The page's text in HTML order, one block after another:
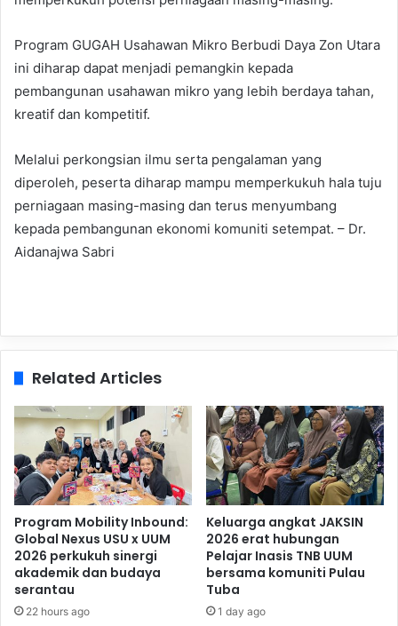
Program GUGAH Usahawan Mikro Berbudi Daya Zon Utara
ini diharap dapat menjadi pemangkin kepada
pembangunan usahawan mikro yang lebih berdaya tahan,
kreatif dan kompetitif.
Melalui perkongsian ilmu serta pengalaman yang
diperoleh, peserta diharap mampu memperkukuh hala tuju
perniagaan masing-masing dan terus menyumbang
kepada pembangunan ekonomi komuniti setempat. – Dr.
Aidanajwa Sabri
Related Articles
Program Mobility Inbound:
Global Nexus USU x UUM
2026 perkukuh sinergi
akademik dan budaya
serantau
22 hours ago
Keluarga angkat JAKSIN
2026 erat hubungan
Pelajar Inasis TNB UUM
bersama komuniti Pulau
Tuba
1 day ago